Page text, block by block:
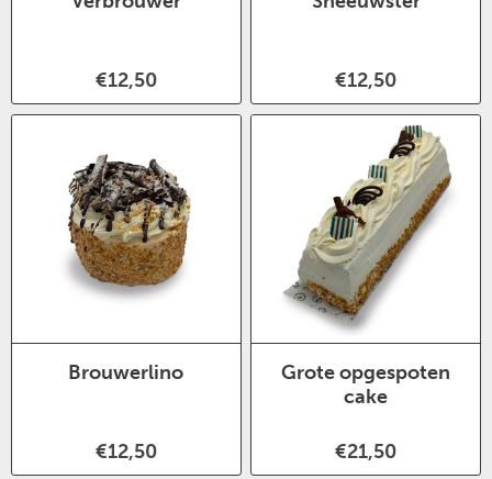
€12,50 €12,50
Brouwerlino
€12,50
Grote opgespoten
cake
€21,50